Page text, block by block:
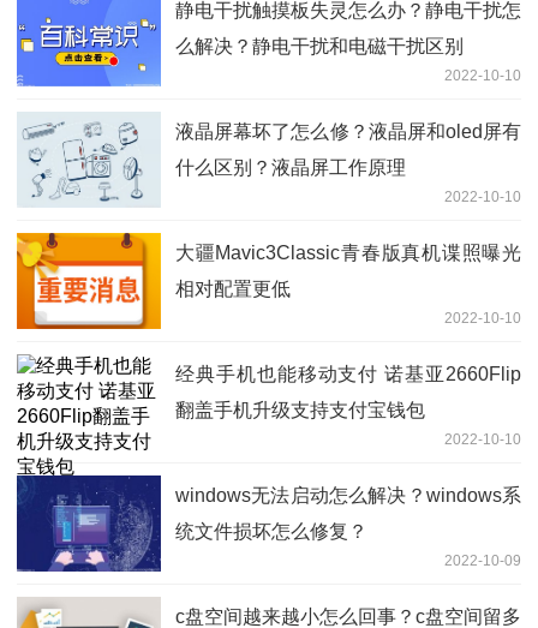
静电干扰触摸板失灵怎么办？静电干扰怎
么解决？静电干扰和电磁干扰区别
2022-10-10
液晶屏幕坏了怎么修？液晶屏和oled屏有
什么区别？液晶屏工作原理
2022-10-10
大疆Mavic3Classic青春版真机谍照曝光
相对配置更低
2022-10-10
经典手机也能移动支付 诺基亚2660Flip
翻盖手机升级支持支付宝钱包
2022-10-10
windows无法启动怎么解决？windows系
统文件损坏怎么修复？
2022-10-09
c盘空间越来越小怎么回事？c盘空间留多